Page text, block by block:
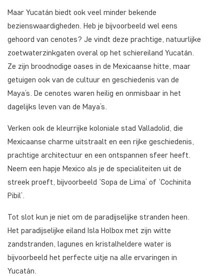
Maar Yucatán biedt ook veel minder bekende
bezienswaardigheden. Heb je bijvoorbeeld wel eens
gehoord van cenotes? Je vindt deze prachtige, natuurlijke
zoetwaterzinkgaten overal op het schiereiland Yucatán.
Ze zijn broodnodige oases in de Mexicaanse hitte, maar
getuigen ook van de cultuur en geschiedenis van de
Maya’s. De cenotes waren heilig en onmisbaar in het
dagelijks leven van de Maya’s.
Verken ook de kleurrijke koloniale stad Valladolid, die
Mexicaanse charme uitstraalt en een rijke geschiedenis,
prachtige architectuur en een ontspannen sfeer heeft.
Neem een hapje Mexico als je de specialiteiten uit de
streek proeft, bijvoorbeeld ‘Sopa de Lima’ of ‘Cochinita
Pibil’.
Tot slot kun je niet om de paradijselijke stranden heen.
Het paradijselijke eiland Isla Holbox met zijn witte
zandstranden, lagunes en kristalheldere water is
bijvoorbeeld het perfecte uitje na alle ervaringen in
Yucatán.